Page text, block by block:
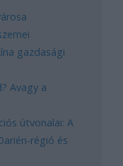
gazdasági
Avagy a
útvonalai: A
régió és